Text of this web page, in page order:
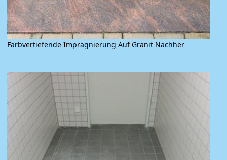
Farbvertiefende Imprägnierung Auf Granit Nachher